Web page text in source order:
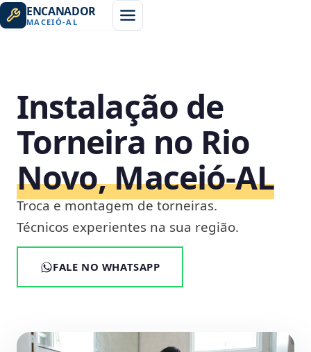
ENCANADOR
MACEIÓ-AL
Instalação de
Torneira no Rio
Novo, Maceió‑AL
Troca e montagem de torneiras.
Técnicos experientes na sua região.
FALE NO WHATSAPP